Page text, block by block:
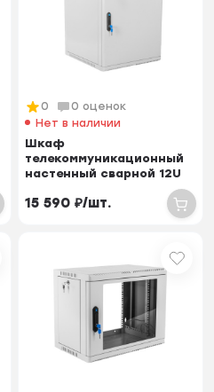
0
0 оценок
Нет в наличии
Шкаф
телекоммуникационный
настенный сварной 12U
стенки, д...
15 590 ₽/шт.